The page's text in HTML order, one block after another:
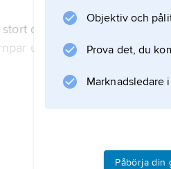
djur med ett par stora,
uppe på huvudet.
skelett, vilket tillsammans
Objektiv och
Prova det, du
Marknadsledare
Påbörja din